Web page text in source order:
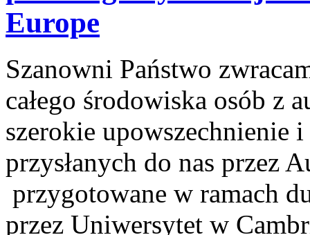
Europe
Szanowni Państwo
całego środowiska osób z
szerokie upowszechnienie
przysłanych do nas przez
przygotowane w ramach
przez Uniwersytet w